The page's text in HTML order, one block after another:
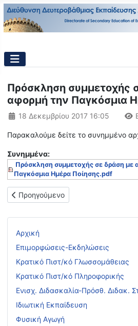
Αρχική
Επιμορφώσεις-Εκδηλώσεις
Κρατικό Πιστ/κό Γλωσσομάθειας
Κρατικό Πιστ/κό Πληροφορικής
Ενισχ. Διδασκαλία-Πρόσθ. Διδακ.
Ιδιωτική Εκπαίδευση
Φυσική Αγωγή
Πρόσκληση συμμετοχής
αφορμή την Παγκόσμια
Λεπτομέρειες
18 Δεκεμβρίου 2017 16:05
Παρακαλούμε δείτε το συνημμένο
Συνημμένα:
Πρόσκληση συμμετοχής σε δράση με
Παγκόσμια Ημέρα Ποίησης.pdf
Προηγούμενο άρθρο: Πρόσκληση
Προηγούμενο